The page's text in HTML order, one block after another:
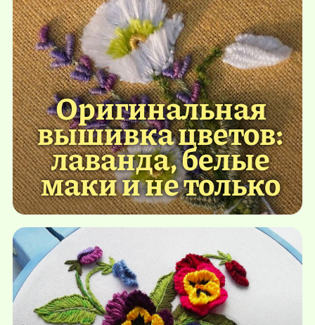
Оригинальная
вышивка цветов:
лаванда, белые
маки и не только